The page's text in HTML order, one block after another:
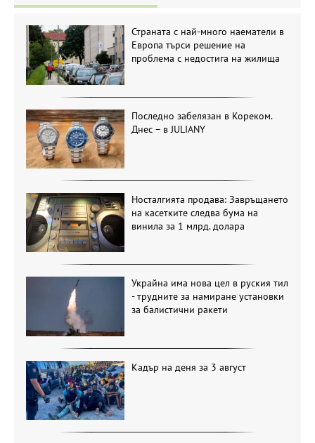
Страната с най-много наематели в
Европа търси решение на
проблема с недостига на жилища
Последно забелязан в Кореком.
Днес – в JULIANY
Носталгията продава: Завръщането
на касетките следва бума на
винила за 1 млрд. долара
Украйна има нова цел в руския тил
- трудните за намиране установки
за балистични ракети
Кадър на деня за 3 август